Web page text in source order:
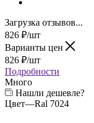
Загрузка отзывов...
826 ₽/шт
Варианты цен
826 ₽/шт
Подробности
Много
Нашли дешевле?
Цвет—Ral 7024